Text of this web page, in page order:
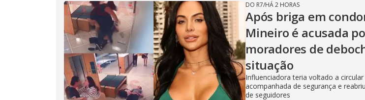
DO R7/HÁ 2 HORAS
Após briga em
Mineiro é acusada
moradores de
situação
Influenciadora teria voltado a
acompanhada de segurança e
de seguidores